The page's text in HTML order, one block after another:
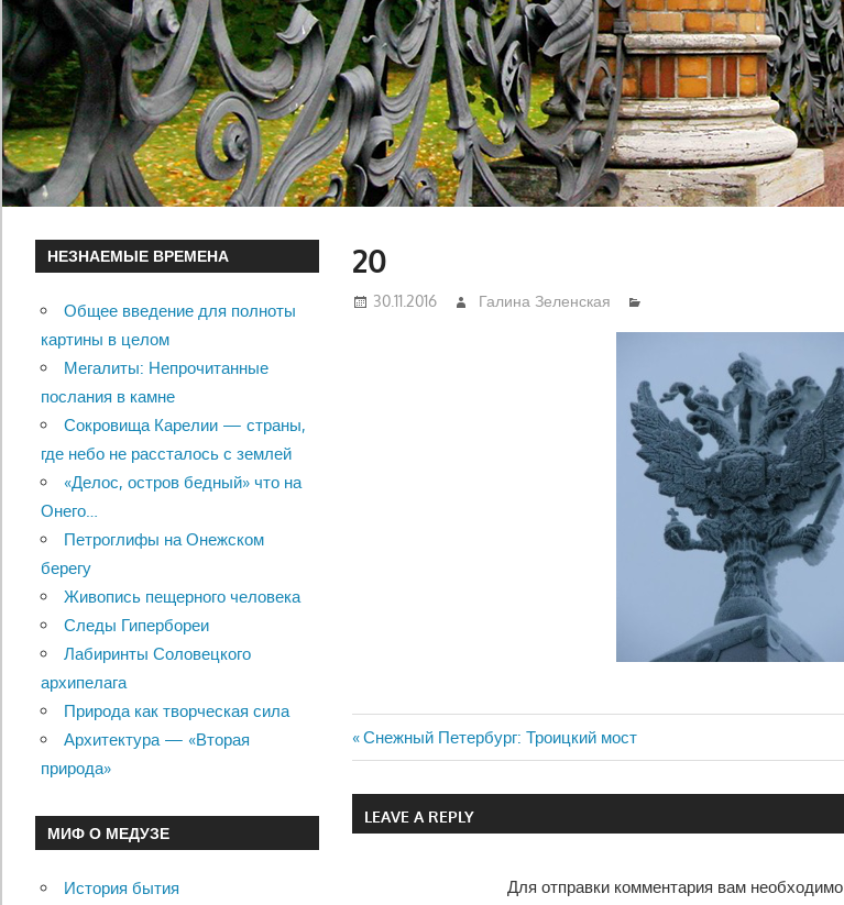
20
30.11.2016 Галина Зеленская
Навигация
по
Previous
Post:
Снежный Петербург: Троицкий мост
LEAVE A REPLY
Для отправки комментария вам необходимо
НЕЗНАЕМЫЕ ВРЕМЕНА
Общее введение для полноты
картины в целом
Мегалиты: Непрочитанные
послания в камне
Сокровища Карелии — страны,
где небо не рассталось с землей
«Делос, остров бедный» что на
Онего…
Петроглифы на Онежском
берегу
Живопись пещерного человека
Следы Гипербореи
Лабиринты Соловецкого
архипелага
Природа как творческая сила
Архитектура — «Вторая
природа»
МИФ О МЕДУЗЕ
История бытия